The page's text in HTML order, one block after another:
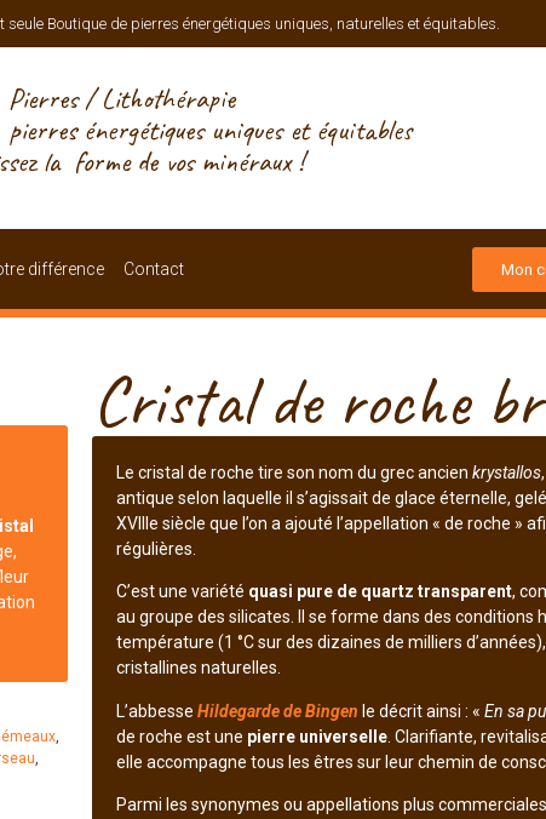
seule Boutique de pierres énergétiques uniques, naturelles et équitables.
Pierres / Lithothérapie
énergétiques uniques et équitables
la forme de vos minéraux !
différence Contact Mon
,
,
Cristal de roche
Le cristal de roche tire son nom du grec ancien krystallos
antique selon laquelle il s’agissait de glace éternelle,
XVIIIe siècle que l’on a ajouté l’appellation « de roche
régulières.
C’est une variété quasi pure de quartz transparent,
au groupe des silicates. Il se forme dans des
température (1 °C sur des dizaines de milliers
cristallines naturelles.
L’abbesse Hildegarde de Bingen le décrit ainsi : « En sa
de roche est une pierre universelle. Clarifiante,
elle accompagne tous les êtres sur leur chemin de
Parmi les synonymes ou appellations plus